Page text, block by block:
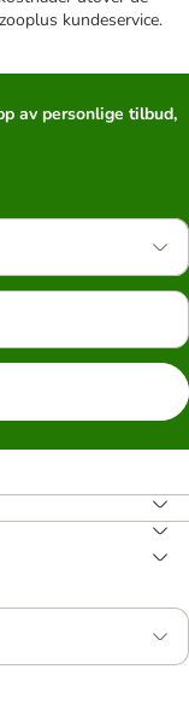
kundeservice.
av personlige tilbud,